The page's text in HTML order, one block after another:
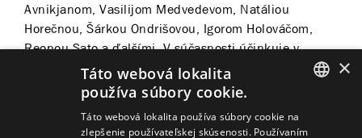
Avnikjanom, Vasilijom Medvedevom, Natáliou
Horečnou, Šárkou Ondrišovou, Igorom Holováčom,
Reonou Sato a ďalšími. V súčasnosti účinkuje v
tituloch významných choreografov, akými sú: Rafael
Avnikjan (Labutie jazero, Luskáčik, Giselle
Nižinskij – Boh tanca
Esmeralda), Natália Horečná (Romeo a Júlia – Tak
×
Táto webová lokalita
používa súbory cookie.
Táto webová lokalita používa súbory cookie na
zlepšenie používateľskej skúsenosti. Používaním